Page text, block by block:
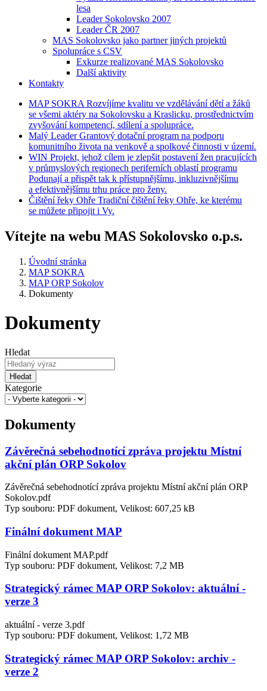
lesa
Leader Sokolovsko 2007
Leader ČR 2007
MAS Sokolovsko jako partner jiných projektů
Spolupráce s CSV
Exkurze realizované MAS Sokolovsko
Další aktivity
Kontakty
MAPSOKRA Rozvíjíme kvalitu ve vzdělávání dětí a žáků
se všemi aktéry na Sokolovsku a Kraslicku, prostřednictvím
zvyšování kompetencí, sdílení a spolupráce.
Malý Leader Grantový dotační program na podporu
komunitního života na venkově a spolkové činnosti v území.
WIN Projekt, jehož cílem je zlepšit postavení žen pracujících
v průmyslových regionech periferních oblastí programu
Podunají a přispět tak k přístupnějšímu, inkluzivnějšímu
a efektivnějšímu trhu práce pro ženy.
Čištěnířeky Ohře Tradiční čištění řeky Ohře, ke kterému
se můžete připojit i Vy.
Vítejte na webu MAS Sokolovsko o.p.s.
Úvodní stránka
MAP SOKRA
MAP ORP Sokolov
Dokumenty
Dokumenty
Hledat
Hledat
Kategorie
Dokumenty
Závěrečná sebehodnotící zpráva projektu Místní
akční plán ORP Sokolov
Závěrečná sebehodnotící zpráva projektu Místní akční plán ORP
Sokolov.pdf
Typ souboru: PDF dokument, Velikost: 607,25 kB
Finální dokument MAP
Finální dokument MAP.pdf
Typ souboru: PDF dokument, Velikost: 7,2 MB
Strategický rámec MAP ORP Sokolov: aktuální -
verze 3
aktuální - verze 3.pdf
Typ souboru: PDF dokument, Velikost: 1,72 MB
Strategický rámec MAP ORP Sokolov: archiv -
verze 2